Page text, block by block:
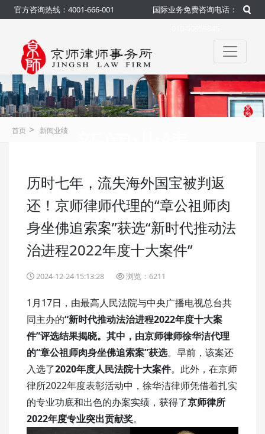
官方咨询热线：4001-666-001
国际业务免费咨询电话：
官方 咨询热线：4001-666-001
首页 > 新闻业绩
历时七年，流失海外国宝被判返
还！京师律师代理的“章公祖师肉
身坐佛追索案”获选“新时代推动法
治进程2022年度十大案件”
2024-12-24 15:13:28 浏览：6211
1月17日，由最高人民法院与中央广播电视总台共
同主办的“新时代推动法治进程2022年度十大案
件”评选结果揭晓。其中，由京师律师徐华洁代理
的“章公祖师肉身坐佛追索案”获选。早前，该案还
入选了2020年度人民法院十大案件。此外，在京师
律所2022年度表彰活动中，徐华洁律师凭借着扎实
的专业功底和出色的办案实绩，获得了京师律所
2022年度专业突出贡献奖。